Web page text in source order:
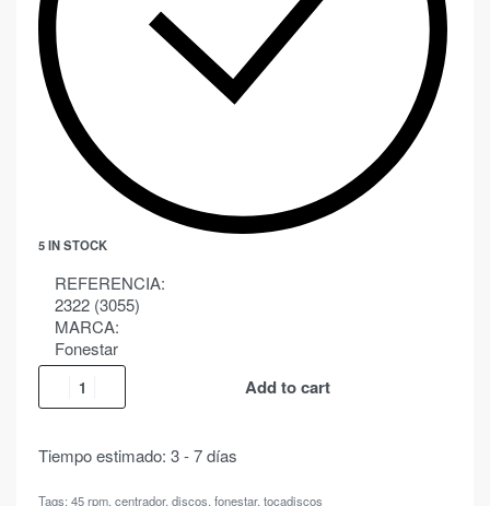
5 IN STOCK
REFERENCIA:
2322 (3055)
MARCA:
Fonestar
Add to cart
Tiempo estimado: 3 - 7 días
Tags: 45 rpm, centrador, discos, fonestar, tocadiscos